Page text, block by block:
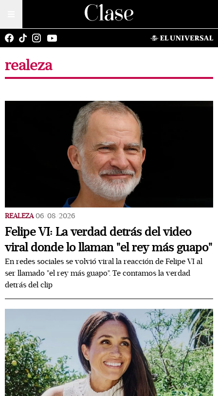
realeza
REALEZA 06/08/2026
Felipe VI: La verdad detrás del video
viral donde lo llaman "el rey más guapo"
En redes sociales se volvió viral la reacción de Felipe VI al
ser llamado "el rey más guapo". Te contamos la verdad
detrás del clip